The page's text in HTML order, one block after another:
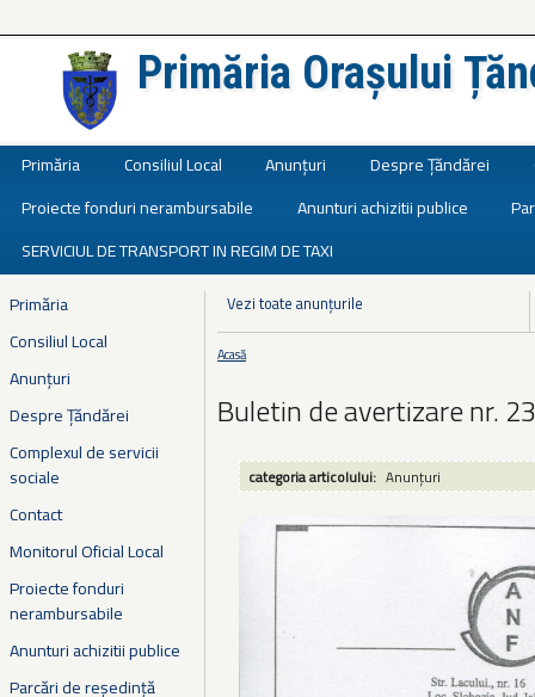
Primăria Orașului
Primăria Consiliul Local Anunțuri Despre Țăndărei
Proiecte fonduri nerambursabile
Anunturi achizitii publice
SERVICIUL DE TRANSPORT IN REGIM DE TAXI
Primăria
Consiliul Local
Anunțuri
Despre Țăndărei
Complexul de servicii
sociale
Contact
Monitorul Oficial Local
Proiecte fonduri
nerambursabile
Anunturi achizitii publice
Parcări de reședință
Vezi toate anunțurile
Eşti aici
Acasă
Buletin de avertizare nr.
categoria articolului: Anunțuri